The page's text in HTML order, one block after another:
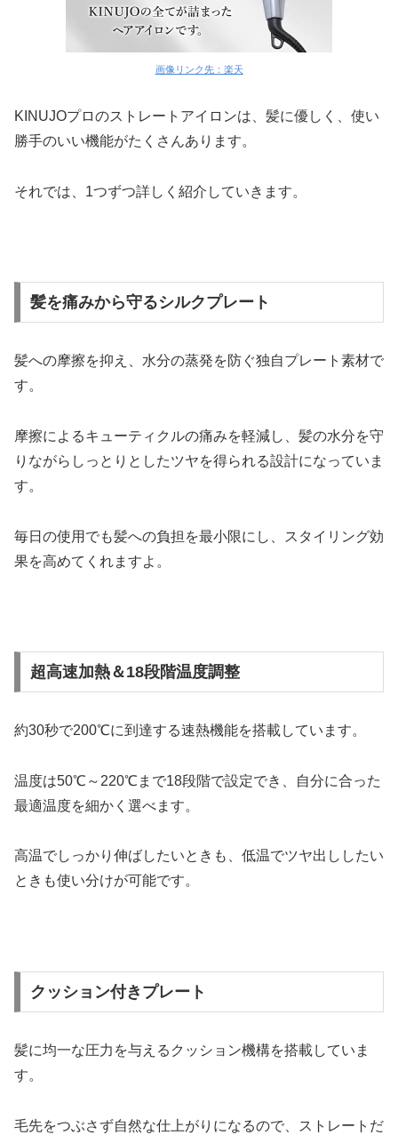
画像リンク先：楽天
KINUJOプロのストレートアイロンは、髪に優しく、使い
勝手のいい機能がたくさんあります。
それでは、1つずつ詳しく紹介していきます。
髪を痛みから守るシルクプレート
髪への摩擦を抑え、水分の蒸発を防ぐ独自プレート素材で
す。
摩擦によるキューティクルの痛みを軽減し、髪の水分を守
りながらしっとりとしたツヤを得られる設計になっていま
す。
毎日の使用でも髪への負担を最小限にし、スタイリング効
果を高めてくれますよ。
超高速加熱＆18段階温度調整
約30秒で200℃に到達する速熱機能を搭載しています。
温度は50℃～220℃まで18段階で設定でき、自分に合った
最適温度を細かく選べます。
高温でしっかり伸ばしたいときも、低温でツヤ出ししたい
ときも使い分けが可能です。
クッション付きプレート
髪に均一な圧力を与えるクッション機構を搭載していま
す。
毛先をつぶさず自然な仕上がりになるので、ストレートだ